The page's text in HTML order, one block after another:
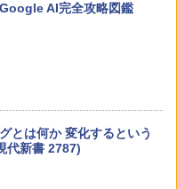
AI完全攻略図鑑
とは何か 変化するという
代新書 2787)